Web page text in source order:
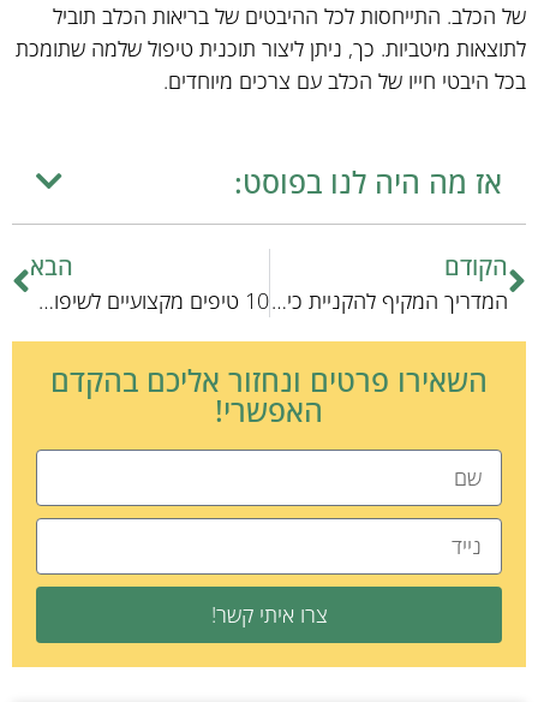
של הכלב. התייחסות לכל ההיבטים של בריאות הכלב תוביל
לתוצאות מיטביות. כך, ניתן ליצור תוכנית טיפול שלמה שתומכת
בכל היבטי חייו של הכלב עם צרכים מיוחדים.
אז מה היה לנו בפוסט:
הקודם
המדריך המקיף להקניית כישורי חתולים בבית: טיפים לשיפור התנהגותם
הבא
10 טיפים מקצועיים לשיפור תזונת הכלבים שלך
השאירו פרטים ונחזור אליכם בהקדם
האפשרי!
צרו איתי קשר!